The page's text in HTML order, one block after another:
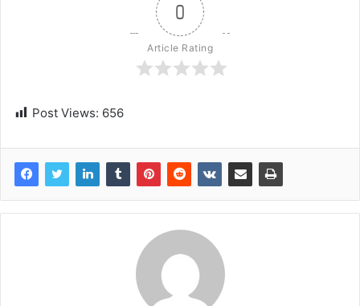
0
Article Rating
Post Views: 656